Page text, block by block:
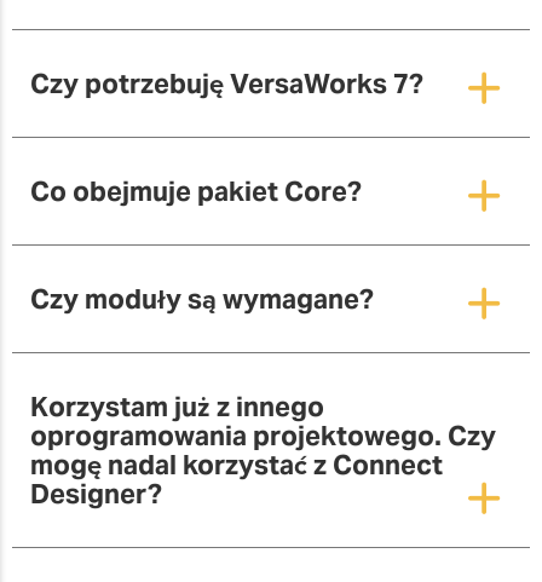
Czy potrzebuję VersaWorks 7?
Co obejmuje pakiet Core?
Czy moduły są wymagane?
Korzystam już z innego
oprogramowania projektowego. Czy
mogę nadal korzystać z Connect
Designer?